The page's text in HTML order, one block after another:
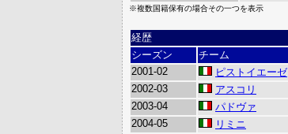
※複数国籍保有の場合その一つを表示
経歴
シーズン
チーム
2001-02
ピストイエーゼ
2002-03
アスコリ
2003-04
パドヴァ
2004-05
リミニ